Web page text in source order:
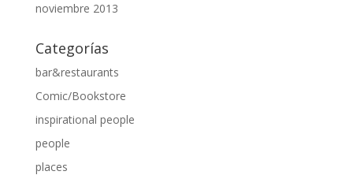
noviembre 2013
Categorías
bar&restaurants
Comic/Bookstore
inspirational people
people
places